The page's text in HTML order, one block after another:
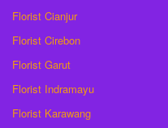
Florist Cianjur
Florist Cirebon
Florist Garut
Florist Indramayu
Florist Karawang